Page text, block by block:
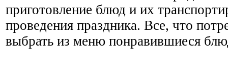
приготовление блюд и их
проведения праздника. Все, что
выбрать из меню понравившиеся